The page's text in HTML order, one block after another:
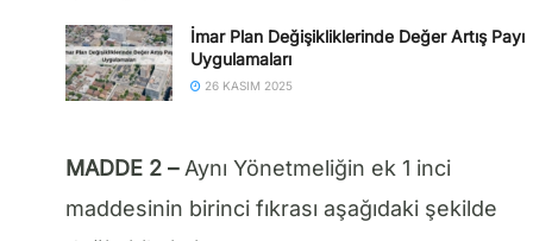
İmar Plan Değişikliklerinde Değer Artış Payı
Uygulamaları
26 KASIM 2025
MADDE 2 –Aynı Yönetmeliğin ek 1 inci
maddesinin birinci fıkrası aşağıdaki şekilde